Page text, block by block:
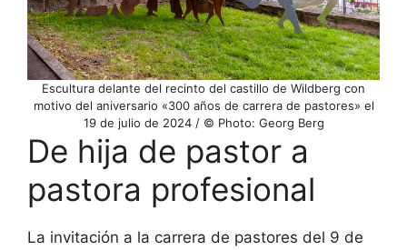
Escultura delante del recinto del castillo de Wildberg con
motivo del aniversario «300 años de carrera de pastores» el
19 de julio de 2024 / © Photo: Georg Berg
De hija de pastor a
pastora profesional
La invitación a la carrera de pastores del 9 de